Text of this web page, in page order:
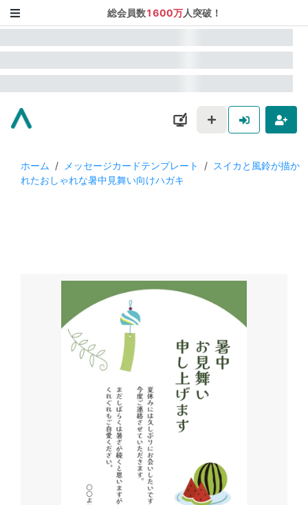
総会員数1600万人突破！
ホーム / メッセージカードテンプレート / スイカと風鈴が描か
れたおしゃれな暑中見舞い向けハガキ